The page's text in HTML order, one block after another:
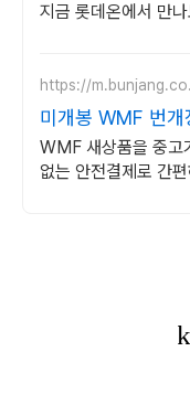
지금 롯데온에서 만
https://
미개봉 WMF 번개
드 중고거래
WMF 새상품을 중고
없는 안전결제로 간